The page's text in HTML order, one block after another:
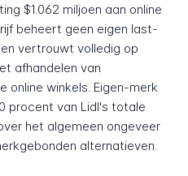
$1.062 miljoen aan online
beheert geen eigen last-
vertrouwt volledig op
afhandelen van
online winkels. Eigen-merk
procent van Lidl's totale
het algemeen ongeveer
alternatieven.